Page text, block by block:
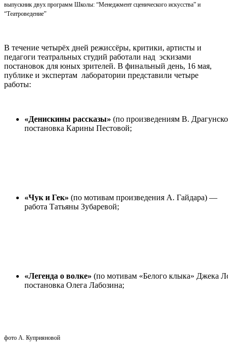
выпускник двух программ Школы: “Менеджмент сценического искусства” и
“Театроведение”
В течение четырёх дней режиссёры, критики, артисты и
педагоги театральных студий работали над эскизами
постановок для юных зрителей. В финальный день, 16 мая,
публике и экспертам лаборатории представили четыре
работы:
«Денискины рассказы» (по произведениям В.
постановка Карины Пестовой;
«Чук и Гек» (по мотивам произведения А. Гайдара) —
работа Татьяны Зубаревой;
«Легенда о волке» (по мотивам «Белого клыка» Джека
постановка Олега Лабозина;
фото А. Куприяновой